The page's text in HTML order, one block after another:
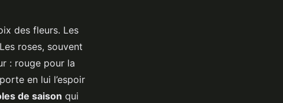
des fleurs. Les
roses, souvent
: rouge pour la
en lui l’espoir
de saison qui